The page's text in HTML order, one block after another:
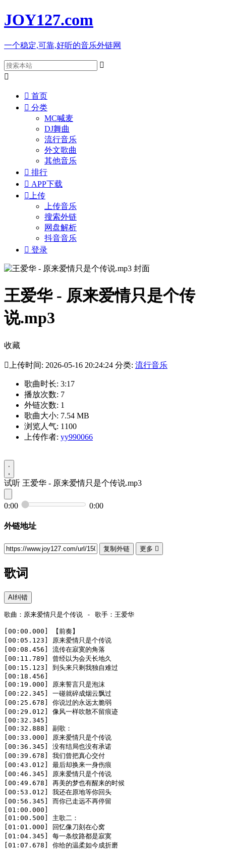
JOY127.com
一个稳定,可靠,好听的音乐外链网


 首页
 分类
MC喊麦
DJ舞曲
流行音乐
外文歌曲
其他音乐
 排行
 APP下载
 上传
上传音乐
搜索外链
网盘解析
抖音音乐
 登录
王爱华 - 原来爱情只是个传
说.mp3
收藏
 上传时间: 2026-05-16 20:24:24 分类: 流行音乐
歌曲时长: 3:17
播放次数: 7
外链次数: 1
歌曲大小: 7.54 MB
浏览人气: 1100
上传作者: yy990066
试听 王爱华 - 原来爱情只是个传说.mp3
0:00 0:00
外链地址
复制外链 更多 
歌词
AI纠错
歌曲：原来爱情只是个传说 - 歌手：王爱华
[00:00.000] 【前奏】
[00:05.123] 原来爱情只是个传说
[00:08.456] 流传在寂寞的角落
[00:11.789] 曾经以为会天长地久
[00:15.123] 到头来只剩我独自难过
[00:18.456]
[00:19.000] 原来誓言只是泡沫
[00:22.345] 一碰就碎成烟云飘过
[00:25.678] 你说过的永远太脆弱
[00:29.012] 像风一样吹散不留痕迹
[00:32.345]
[00:32.888] 副歌：
[00:33.000] 原来爱情只是个传说
[00:36.345] 没有结局也没有承诺
[00:39.678] 我们曾把真心交付
[00:43.012] 最后却换来一身伤痕
[00:46.345] 原来爱情只是个传说
[00:49.678] 再美的梦也有醒来的时候
[00:53.012] 我还在原地等你回头
[00:56.345] 而你已走远不再停留
[01:00.000]
[01:00.500] 主歌二：
[01:01.000] 回忆像刀刻在心窝
[01:04.345] 每一条纹路都是寂寞
[01:07.678] 你给的温柔如今成折磨